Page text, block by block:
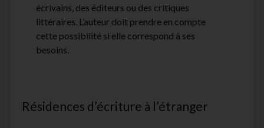
écrivains, des éditeurs ou des critiques
littéraires. L’auteur doit prendre en compte
cette possibilité si elle correspond à ses
besoins.
Résidences d’écriture à l’étranger